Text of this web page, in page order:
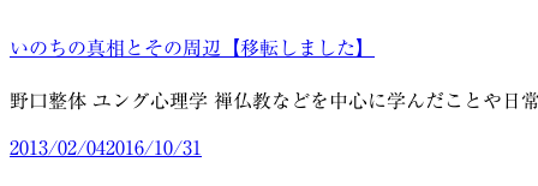
ン
ン
ツ
いのちの真相とその周辺【移転しました】
野口整体 ユング心理学 禅仏教などを中心に学んだことや日
投
2013/02/042016/10/31